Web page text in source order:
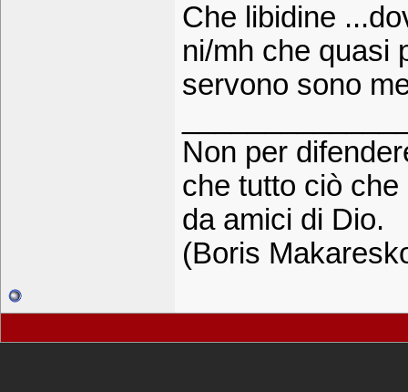
Che libidine
ni/mh che quasi
servono sono
Non per
che tutto ciò
da amici di Dio.
(Boris